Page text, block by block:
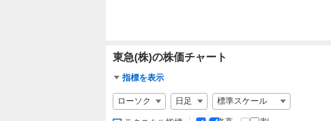
東急(株)の株価チャート
チ
ャ
ー
ト
指標を表示
チ
ャ